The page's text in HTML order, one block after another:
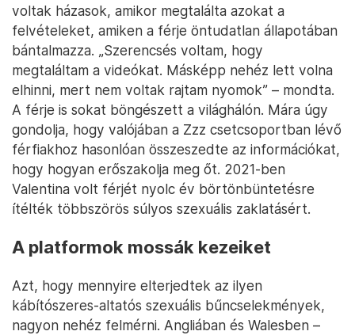
voltak házasok, amikor megtalálta azokat a
felvételeket, amiken a férje öntudatlan állapotában
bántalmazza. „Szerencsés voltam, hogy
megtaláltam a videókat. Másképp nehéz lett volna
elhinni, mert nem voltak rajtam nyomok” – mondta.
A férje is sokat böngészett a világhálón. Mára úgy
gondolja, hogy valójában a Zzz csetcsoportban lévő
férfiakhoz hasonlóan összeszedte az információkat,
hogy hogyan erőszakolja meg őt. 2021-ben
Valentina volt férjét nyolc év börtönbüntetésre
ítélték többszörös súlyos szexuális zaklatásért.
A platformok mossák kezeiket
Azt, hogy mennyire elterjedtek az ilyen
kábítószeres-altatós szexuális bűncselekmények,
nagyon nehéz felmérni. Angliában és Walesben –